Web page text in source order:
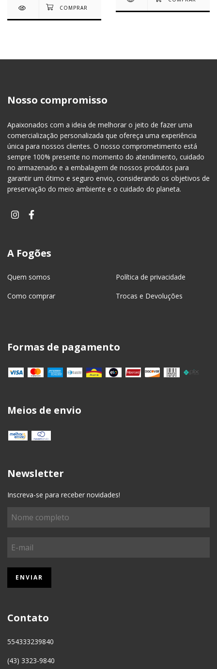
Nosso compromisso
Apaixonados com a ideia de melhorar o jeito de fazer uma
comercialização personalizada que ofereça uma experiência
única para nossos clientes. O nosso comprometimento está
sempre 100% presente no momento do atendimento, cuidado
no armazenado e a embalagem de nossos produtos para
garantir um ótimo e seguro envio, considerando os objetivos de
preservação do meio ambiente e o cuidado do planeta.
A Fogões
Quem somos Política de privacidade
Como comprar Trocas e Devoluções
Formas de pagamento
Meios de envio
Newsletter
Inscreva-se para receber novidades!
Contato
554333239840
(43) 3323-9840